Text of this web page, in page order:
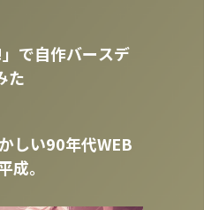
で自作バースデ
た
しい90年代WEB
成。